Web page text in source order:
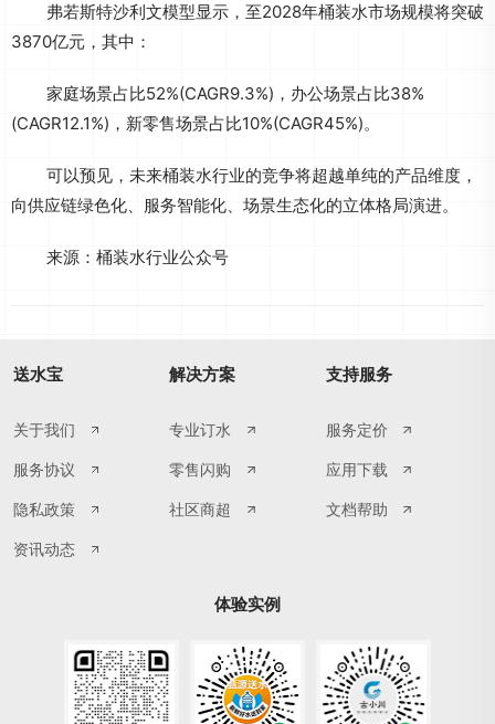
弗若斯特沙利文模型显示，至2028年桶装水市场规模将突破
3870亿元，其中：
家庭场景占比52%(CAGR9.3%)，办公场景占比38%
(CAGR12.1%)，新零售场景占比10%(CAGR45%)。
可以预见，未来桶装水行业的竞争将超越单纯的产品维度，
向供应链绿色化、服务智能化、场景生态化的立体格局演进。
来源：桶装水行业公众号
送水宝
关于我们
服务协议
隐私政策
资讯动态
解决方案
专业订水
零售闪购
社区商超
支持服务
服务定价
应用下载
文档帮助
体验实例